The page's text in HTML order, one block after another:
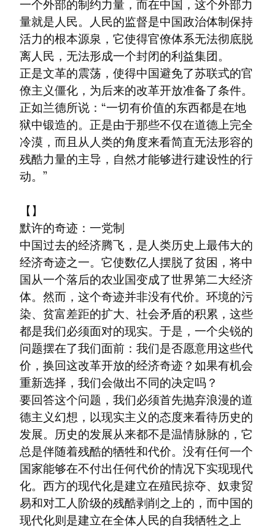
一个外部的制约力量，而在中国，这个外部力
量就是人民。人民的监督是中国政治体制保持
活力的根本源泉，它使得官僚体系无法彻底脱
离人民，无法形成一个封闭的利益集团。
正是文革的震荡，使得中国避免了苏联式的官
僚主义僵化，为后来的改革开放准备了条件。
正如兰德所说：“一切有价值的东西都是在地
狱中锻造的。正是由于那些不仅在道德上完全
冷漠，而且从人类的角度来看简直无法形容的
残酷力量的主导，自然才能够进行建设性的行
动。”
【】
默许的奇迹：一党制
中国过去的经济腾飞，是人类历史上最伟大的
经济奇迹之一。它使数亿人摆脱了贫困，将中
国从一个落后的农业国变成了世界第二大经济
体。然而，这个奇迹并非没有代价。环境的污
染、贫富差距的扩大、社会矛盾的积累，这些
都是我们必须面对的现实。于是，一个尖锐的
问题摆在了我们面前：我们是否愿意用这些代
价，换回这改革开放的经济奇迹？如果有机会
重新选择，我们会做出不同的决定吗？
要回答这个问题，我们必须首先抛弃浪漫的道
德主义幻想，以现实主义的态度来看待历史的
发展。历史的发展从来都不是温情脉脉的，它
总是伴随着残酷的牺牲和代价。没有任何一个
国家能够在不付出任何代价的情况下实现现代
化。西方的现代化是建立在殖民掠夺、奴隶贸
易和对工人阶级的残酷剥削之上的，而中国的
现代化则是建立在全体人民的自我牺牲之上